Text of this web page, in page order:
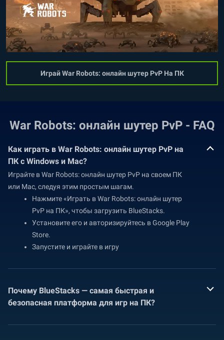
Играй War Robots: онлайн шутер PvP На ПК
War Robots: онлайн шутер PvP - FAQ
Как играть в War Robots: онлайн шутер PvP на
ПК с Windows и Mac?
Играйте в War Robots: онлайн шутер PvP на своем ПК
или Mac, следуя этим простым шагам.
Нажмите «Играть в War Robots: онлайн шутер
PvP на ПК», чтобы загрузить BlueStacks.
Установите его и авторизируйтесь в Google Play
Store.
Запустите и играйте в игру
Почему BlueStacks — самая быстрая и
безопасная платформа для игр на ПК?